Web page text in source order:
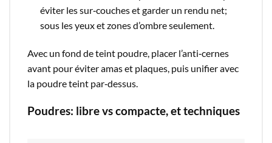
éviter les sur‑couches et garder un rendu net;
sous les yeux et zones d’ombre seulement.​
Avec un fond de teint poudre, placer l’anti‑cernes
avant pour éviter amas et plaques, puis unifier avec
la poudre teint par‑dessus.​
Poudres: libre vs compacte, et techniques